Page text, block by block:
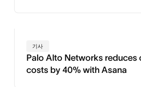
기사
Palo Alto Networks reduces
costs by 40% with Asana